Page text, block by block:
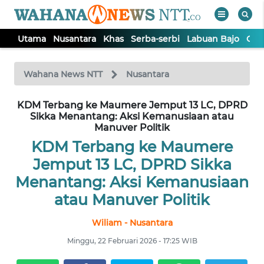
Utama Nusantara Khas Serba-serbi Labuan Bajo
Wahana News NTT Nusantara
KDM Terbang ke Maumere Jemput 13 LC, DPRD
Sikka Menantang: Aksi Kemanusiaan atau
Manuver Politik
KDM Terbang ke Maumere
Jemput 13 LC, DPRD Sikka
Menantang: Aksi Kemanusiaan
atau Manuver Politik
Wiliam - Nusantara
Minggu, 22 Februari 2026 - 17:25 WIB
TV
Tutup
UTAMA
NUSANTARA
KHAS